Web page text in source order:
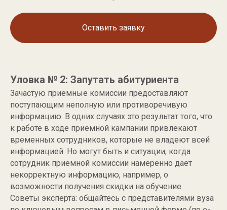
Оставить заявку
Уловка № 2: Запутать абитуриента
Зачастую приемные комиссии предоставляют
поступающим неполную или противоречивую
информацию. В одних случаях это результат того, что
к работе в ходе приемной кампании привлекают
временных сотрудников, которые не владеют всей
информацией. Но могут быть и ситуации, когда
сотрудник приемной комиссии намеренно дает
некорректную информацию, например, о
возможности получения скидки на обучение.
Советы эксперта: общайтесь с представителями вуза